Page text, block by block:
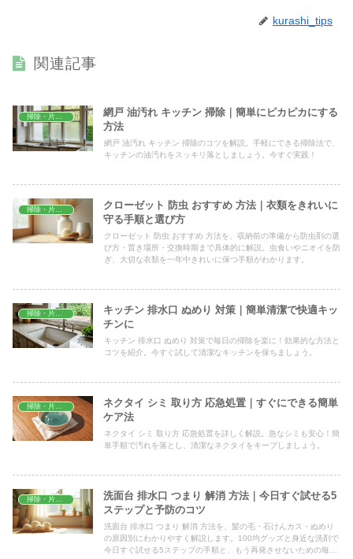
kurashi_tips
関連記事
網戸 油汚れ キッチン 掃除｜簡単にピカピカにする
方法
網戸 油汚れ キッチン 掃除のコツを解説。手軽にできる掃除法で、
キッチンの油汚れをスッキリ落としましょう。今すぐ実践！
クローゼット 防虫 おすすめ 方法｜衣類をきれいに
守る手順と選び方
クローゼット 防虫 おすすめ 方法を、収納前の準備から防虫剤の選
び方・置き場所・交換時期まで具体的に解説。虫食いやニオイを防
ぎ、大切な衣類を一年中きれいに保つ手順がわかります。
掃除・片付け
キッチン 排水口 ぬめり 対策｜簡単清潔で快適キッ
チンに
キッチン 排水口 ぬめり 対策で毎日の掃除を楽に！効果的な方法と
コツを紹介。今すぐ試して清潔なキッチンを保ちましょう。
掃除・片付け
ネクタイ シミ 取り方 応急処置｜すぐにできる簡単
ケア法
ネクタイ シミ 取り方 応急処置を詳しく解説。急なシミも安心！簡
単手順で汚れを落とし、清潔なネクタイをキープしましょう。
掃除・片付け
洗面台 排水口 つまり 解消 方法｜今日すぐ試せる5
ステップと予防のコツ
洗面台 排水口 つまり 解消 方法を、髪の毛・石けんカス・ぬめり
の原因別にわかりやすく解説します。100均グッズと身近な洗剤で
今日すぐ試せる5ステップの手順と、もう再発させないための毎